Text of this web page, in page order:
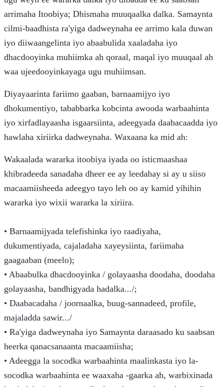
arrimaha Itoobiya; Dhismaha muuqaalka dalka. Samaynta
cilmi-baadhista ra'yiga dadweynaha ee arrimo kala duwan
iyo diiwaangelinta iyo abaabulida xaaladaha iyo
dhacdooyinka muhiimka ah qoraal, maqal iyo muuqaal ah
waa ujeedooyinkayaga ugu muhiimsan.
Diyayaarinta fariimo gaaban, barnaamijyo iyo
dhokumentiyo, tababbarka kobcinta awooda warbaahinta
iyo xirfadlayaasha isgaarsiinta, adeegyada daabacaadda iyo
hawlaha xiriirka dadweynaha. Waxaana ka mid ah:
Wakaalada wararka itoobiya iyada oo isticmaashaa
khibradeeda sanadaha dheer ee ay leedahay si ay u siiso
macaamiisheeda adeegyo tayo leh oo ay kamid yihihin
wararka iyo wixii wararka la xiriira.
• Barnaamijyada telefishinka iyo raadiyaha,
dukumentiyada, cajaladaha xayeysiinta, fariimaha
gaagaaban (meelo);
• Abaabulka dhacdooyinka / golayaasha doodaha, doodaha
golayaasha, bandhigyada hadalka.../;
• Daabacadaha / joornaalka, buug-sannadeed, profile,
majaladda sawir.../
• Ra'yiga dadweynaha iyo Samaynta daraasado ku saabsan
heerka qanacsanaanta macaamiisha;
• Adeegga la socodka warbaahinta maalinkasta iyo la-
socodka warbaahinta ee waaxaha -gaarka ah, warbixinada